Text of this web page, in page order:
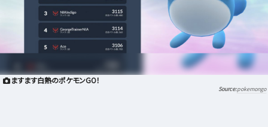
ますます白熱のポケモンGO！
pokemongo